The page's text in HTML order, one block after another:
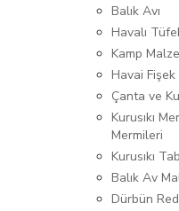
Balık Avı
Havalı
Kamp
Havai Fişek
Çanta ve
Kurusıkı
Mermileri
Kurusıkı
Balık Av
Dürbün